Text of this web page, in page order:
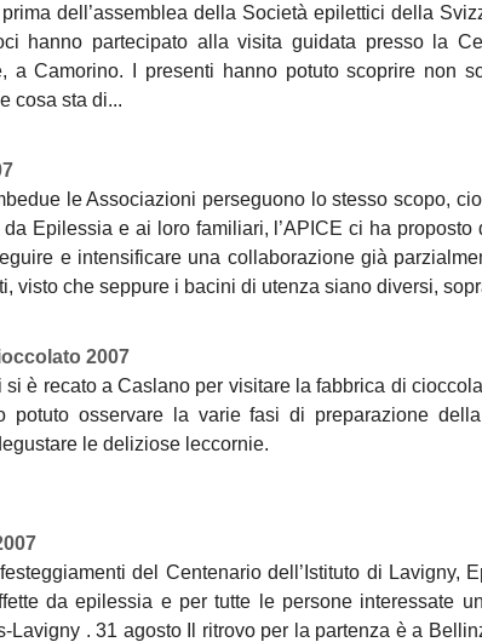
prima dell’assemblea della Società epilettici della
hanno partecipato alla visita guidata presso la
a Camorino. I presenti hanno potuto scoprire non
cosa sta di...
le Associazioni perseguono lo stesso scopo,
Epilessia e ai loro familiari, l’APICE ci ha proposto
e intensificare una collaborazione già
visto che seppure i bacini di utenza siano diversi,
2007
è recato a Caslano per visitare la fabbrica di
potuto osservare la varie fasi di preparazione
le deliziose leccornie.
del Centenario dell’Istituto di Lavigny,
da epilessia e per tutte le persone interessate
Lavigny . 31 agosto Il ritrovo per la partenza è a